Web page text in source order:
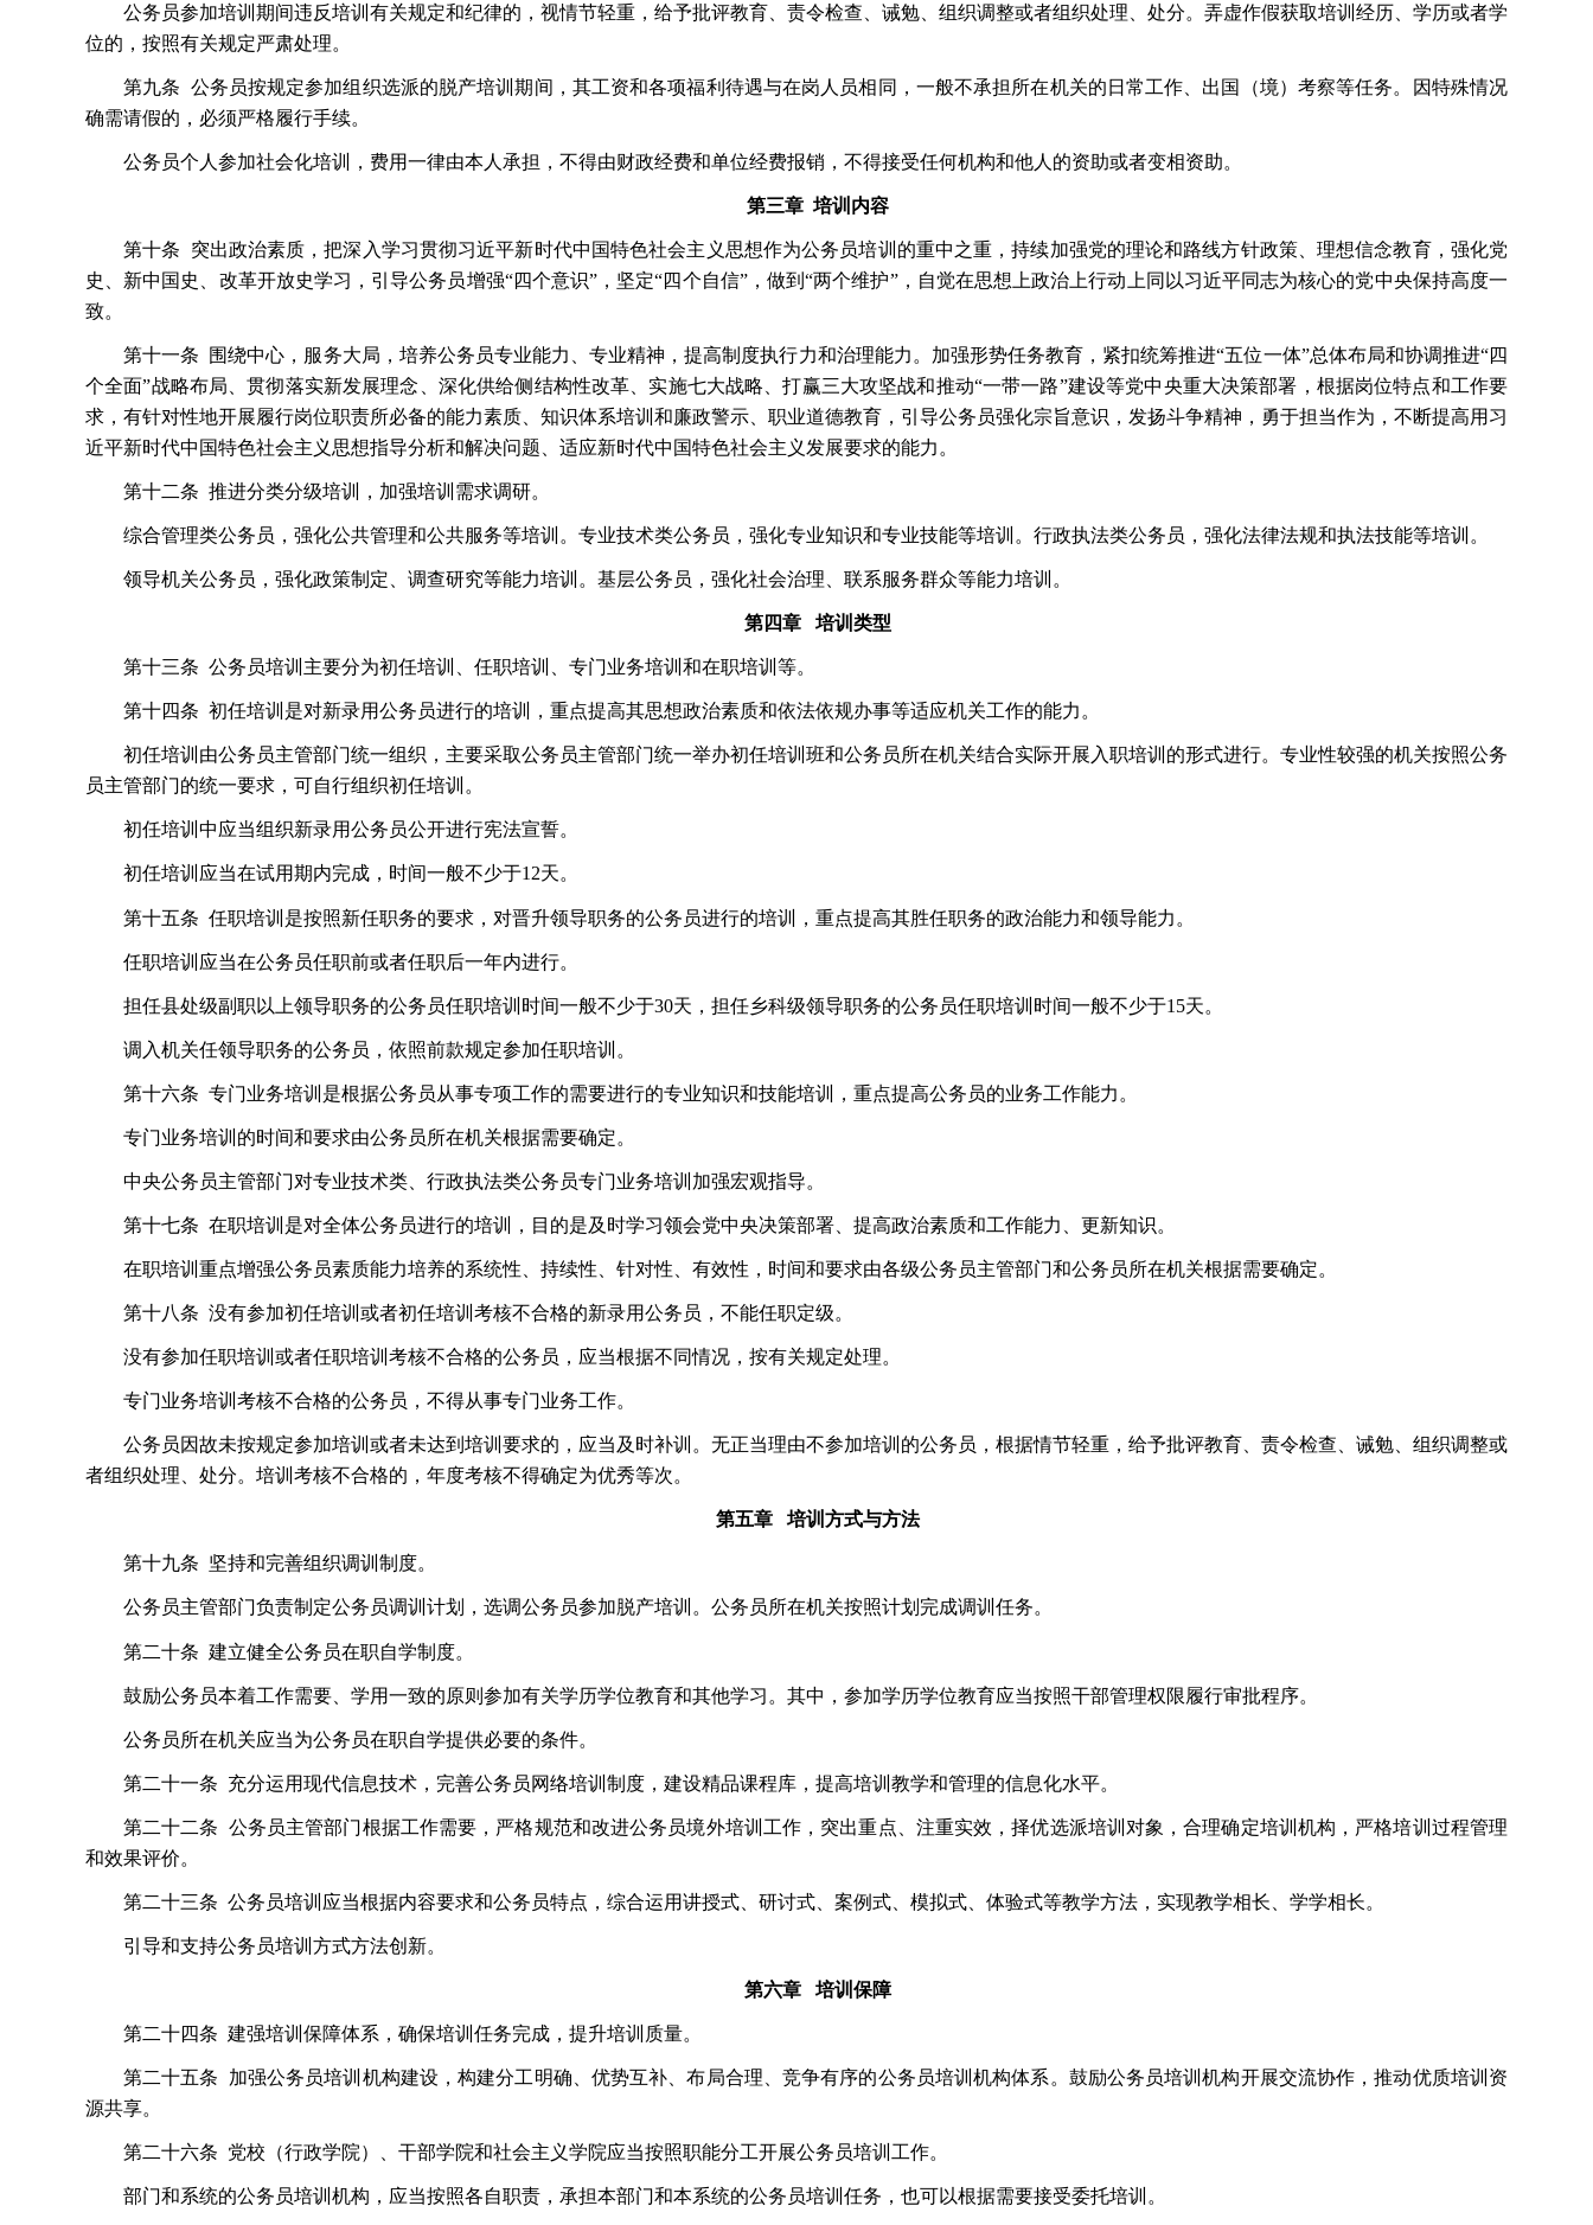
公务员参加培训期间违反培训有关规定和纪律的，视情节轻重，给予批评教育、责令检查、诫勉、组织调整或者组织处理、处分。弄虚作假获取培训经历、学历或者学
位的，按照有关规定严肃处理。
第九条 公务员按规定参加组织选派的脱产培训期间，其工资和各项福利待遇与在岗人员相同，一般不承担所在机关的日常工作、出国（境）考察等任务。因特殊情况
确需请假的，必须严格履行手续。
公务员个人参加社会化培训，费用一律由本人承担，不得由财政经费和单位经费报销，不得接受任何机构和他人的资助或者变相资助。
第三章 培训内容
第十条
突出政治素质，把深入学习贯彻习近平新时代中国特色社会主义思想作为公务员培训的重中之重，持续加强党的理论和路线方针政策、理想信念教育，强化党
史、新中国史、改革开放史学习，引导公务员增强“四个意识”，坚定“四个自信”，做到“两个维护”，自觉在思想上政治上行动上同以习近平同志为核心的党中央保持高度一
致。
第十一条 围绕中心，服务大局，培养公务员专业能力、专业精神，提高制度执行力和治理能力。加强形势任务教育，紧扣统筹推进“五位一体”总体布局和协调推进“四
个全面”战略布局、贯彻落实新发展理念、深化供给侧结构性改革、实施七大战略、打赢三大攻坚战和推动“一带一路”建设等党中央重大决策部署，根据岗位特点和工作要
求，有针对性地开展履行岗位职责所必备的能力素质、知识体系培训和廉政警示、职业道德教育，引导公务员强化宗旨意识，发扬斗争精神，勇于担当作为，不断提高用习
近平新时代中国特色社会主义思想指导分析和解决问题、适应新时代中国特色社会主义发展要求的能力。
第十二条 推进分类分级培训，加强培训需求调研。
综合管理类公务员，强化公共管理和公共服务等培训。专业技术类公务员，强化专业知识和专业技能等培训。行政执法类公务员，强化法律法规和执法技能等培训。
领导机关公务员，强化政策制定、调查研究等能力培训。基层公务员，强化社会治理、联系服务群众等能力培训。
第四章 培训类型
第十三条 公务员培训主要分为初任培训、任职培训、专门业务培训和在职培训等。
第十四条 初任培训是对新录用公务员进行的培训，重点提高其思想政治素质和依法依规办事等适应机关工作的能力。
初任培训由公务员主管部门统一组织，主要采取公务员主管部门统一举办初任培训班和公务员所在机关结合实际开展入职培训的形式进行。专业性较强的机关按照公务
员主管部门的统一要求，可自行组织初任培训。
初任培训中应当组织新录用公务员公开进行宪法宣誓。
初任培训应当在试用期内完成，时间一般不少于12天。
第十五条 任职培训是按照新任职务的要求，对晋升领导职务的公务员进行的培训，重点提高其胜任职务的政治能力和领导能力。
任职培训应当在公务员任职前或者任职后一年内进行。
担任县处级副职以上领导职务的公务员任职培训时间一般不少于30天，担任乡科级领导职务的公务员任职培训时间一般不少于15天。
调入机关任领导职务的公务员，依照前款规定参加任职培训。
第十六条 专门业务培训是根据公务员从事专项工作的需要进行的专业知识和技能培训，重点提高公务员的业务工作能力。
专门业务培训的时间和要求由公务员所在机关根据需要确定。
中央公务员主管部门对专业技术类、行政执法类公务员专门业务培训加强宏观指导。
第十七条 在职培训是对全体公务员进行的培训，目的是及时学习领会党中央决策部署、提高政治素质和工作能力、更新知识。
在职培训重点增强公务员素质能力培养的系统性、持续性、针对性、有效性，时间和要求由各级公务员主管部门和公务员所在机关根据需要确定。
第十八条 没有参加初任培训或者初任培训考核不合格的新录用公务员，不能任职定级。
没有参加任职培训或者任职培训考核不合格的公务员，应当根据不同情况，按有关规定处理。
专门业务培训考核不合格的公务员，不得从事专门业务工作。
公务员因故未按规定参加培训或者未达到培训要求的，应当及时补训。无正当理由不参加培训的公务员，根据情节轻重，给予批评教育、责令检查、诫勉、组织调整或
者组织处理、处分。培训考核不合格的，年度考核不得确定为优秀等次。
第五章 培训方式与方法
第十九条 坚持和完善组织调训制度。
公务员主管部门负责制定公务员调训计划，选调公务员参加脱产培训。公务员所在机关按照计划完成调训任务。
第二十条 建立健全公务员在职自学制度。
鼓励公务员本着工作需要、学用一致的原则参加有关学历学位教育和其他学习。其中，参加学历学位教育应当按照干部管理权限履行审批程序。
公务员所在机关应当为公务员在职自学提供必要的条件。
第二十一条 充分运用现代信息技术，完善公务员网络培训制度，建设精品课程库，提高培训教学和管理的信息化水平。
第二十二条 公务员主管部门根据工作需要，严格规范和改进公务员境外培训工作，突出重点、注重实效，择优选派培训对象，合理确定培训机构，严格培训过程管理
和效果评价。
第二十三条 公务员培训应当根据内容要求和公务员特点，综合运用讲授式、研讨式、案例式、模拟式、体验式等教学方法，实现教学相长、学学相长。
引导和支持公务员培训方式方法创新。
第六章 培训保障
第二十四条 建强培训保障体系，确保培训任务完成，提升培训质量。
第二十五条
加强公务员培训机构建设，构建分工明确、优势互补、布局合理、竞争有序的公务员培训机构体系。鼓励公务员培训机构开展交流协作，推动优质培训资
源共享。
第二十六条 党校（行政学院）、干部学院和社会主义学院应当按照职能分工开展公务员培训工作。
部门和系统的公务员培训机构，应当按照各自职责，承担本部门和本系统的公务员培训任务，也可以根据需要接受委托培训。